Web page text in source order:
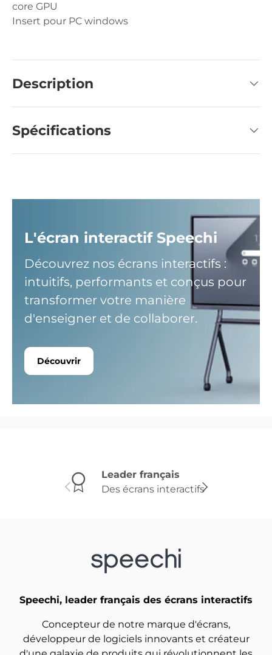
core GPU
Insert pour PC windows
Description
Spécifications
L'écran interactif Speechi
Découvrez nos écrans interactifs :
intuitifs, performants et conçus pour
transformer votre manière
d'enseigner et de collaborer.
Découvrir
Précédent Suivant
Leader français
Des écrans interactifs
Speechi, leader français des écrans interactifs
Concepteur de notre marque d'écrans,
développeur de logiciels innovants et créateur